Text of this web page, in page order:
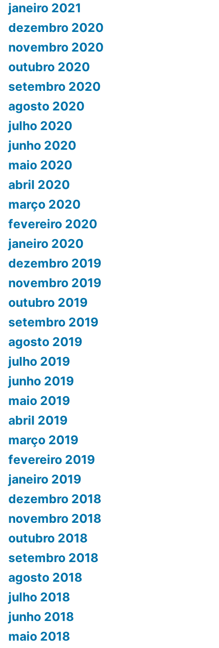
janeiro 2021
dezembro 2020
novembro 2020
outubro 2020
setembro 2020
agosto 2020
julho 2020
junho 2020
maio 2020
abril 2020
março 2020
fevereiro 2020
janeiro 2020
dezembro 2019
novembro 2019
outubro 2019
setembro 2019
agosto 2019
julho 2019
junho 2019
maio 2019
abril 2019
março 2019
fevereiro 2019
janeiro 2019
dezembro 2018
novembro 2018
outubro 2018
setembro 2018
agosto 2018
julho 2018
junho 2018
maio 2018